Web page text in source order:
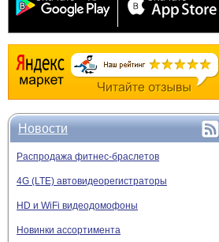
Новости
Распродажа фитнес-браслетов
4G (LTE) автовидеорегистраторы
HD и WiFi видеодомофоны
Новинки ассортимента